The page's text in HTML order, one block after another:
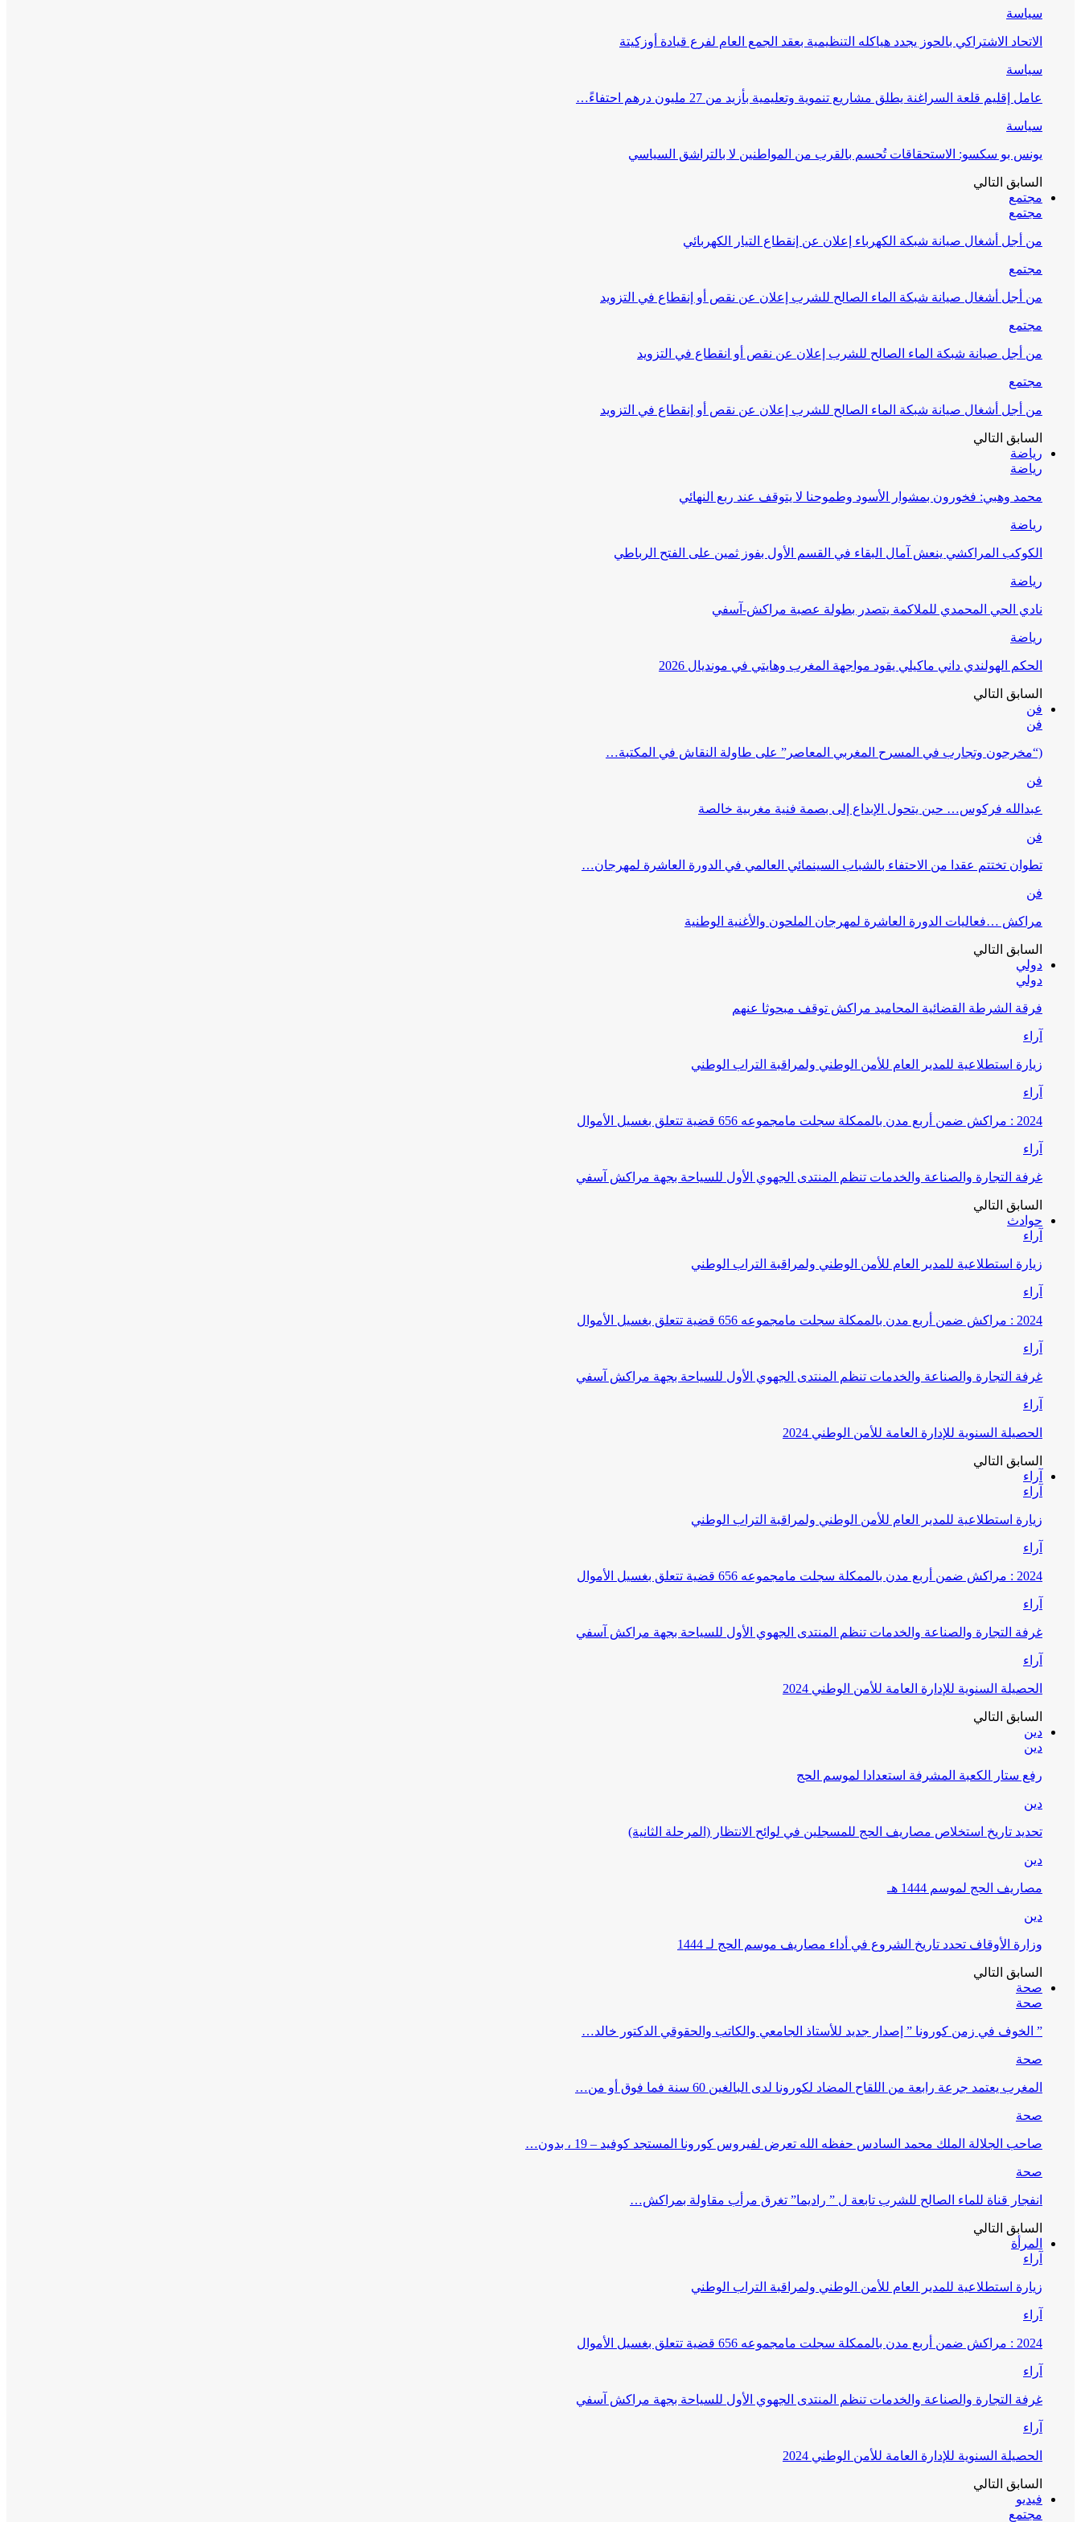
سياسة
الاتحاد الاشتراكي بالحوز يجدد هياكله التنظيمية بعقد الجمع العام لفرع قيادة أوزكيتة
سياسة
عامل إقليم قلعة السراغنة يطلق مشاريع تنموية وتعليمية بأزيد من 27 مليون درهم احتفاءً…
سياسة
يونس بو سكسو: الاستحقاقات تُحسم بالقرب من المواطنين لا بالتراشق السياسي
السابق التالي
مجتمع
مجتمع
من أجل أشغال صيانة شبكة الكهرباء إعلان عن إنقطاع التيار الكهربائي
مجتمع
من أجل أشغال صيانة شبكة الماء الصالح للشرب إعلان عن نقص أو إنقطاع في التزويد
مجتمع
من أجل صيانة شبكة الماء الصالح للشرب إعلان عن نقص أو انقطاع في التزويد
مجتمع
من أجل أشغال صيانة شبكة الماء الصالح للشرب إعلان عن نقص أو إنقطاع في التزويد
السابق التالي
رياضة
رياضة
محمد وهبي: فخورون بمشوار الأسود وطموحنا لا يتوقف عند ربع النهائي
رياضة
الكوكب المراكشي ينعش آمال البقاء في القسم الأول بفوز ثمين على الفتح الرباطي
رياضة
نادي الحي المحمدي للملاكمة يتصدر بطولة عصبة مراكش-آسفي
رياضة
الحكم الهولندي داني ماكيلي يقود مواجهة المغرب وهايتي في مونديال 2026
السابق التالي
فن
فن
(“مخرجون وتجارب في المسرح المغربي المعاصر” على طاولة النقاش في المكتبة…
فن
عبدالله فركوس… حين يتحول الإبداع إلى بصمة فنية مغربية خالصة
فن
تطوان تختتم عقدا من الاحتفاء بالشباب السينمائي العالمي في الدورة العاشرة لمهرجان…
فن
مراكش …فعاليات الدورة العاشرة لمهرجان الملحون والأغنية الوطنية
السابق التالي
دولي
دولي
فرقة الشرطة القضائية المحاميد مراكش توقف مبحوثا عنهم
آراء
زيارة استطلاعية للمدير العام للأمن الوطني ولمراقبة التراب الوطني
آراء
2024 : مراكش ضمن أربع مدن بالممكلة سجلت مامجموعه 656 قضية تتعلق بغسيل الأموال
آراء
غرفة التجارة والصناعة والخدمات تنظم المنتدى الجهوي الأول للسياحة بجهة مراكش آسفي
السابق التالي
حوادث
آراء
زيارة استطلاعية للمدير العام للأمن الوطني ولمراقبة التراب الوطني
آراء
2024 : مراكش ضمن أربع مدن بالممكلة سجلت مامجموعه 656 قضية تتعلق بغسيل الأموال
آراء
غرفة التجارة والصناعة والخدمات تنظم المنتدى الجهوي الأول للسياحة بجهة مراكش آسفي
آراء
الحصيلة السنوية للإدارة العامة للأمن الوطني 2024
السابق التالي
آراء
آراء
زيارة استطلاعية للمدير العام للأمن الوطني ولمراقبة التراب الوطني
آراء
2024 : مراكش ضمن أربع مدن بالممكلة سجلت مامجموعه 656 قضية تتعلق بغسيل الأموال
آراء
غرفة التجارة والصناعة والخدمات تنظم المنتدى الجهوي الأول للسياحة بجهة مراكش آسفي
آراء
الحصيلة السنوية للإدارة العامة للأمن الوطني 2024
السابق التالي
دين
دين
رفع ستار الكعبة المشرفة استعدادا لموسم الحج
دين
تحديد تاريخ استخلاص مصاريف الحج للمسجلين في لوائح الانتظار (المرحلة الثانية)
دين
مصاريف الحج لموسم 1444 هـ
دين
وزارة الأوقاف تحدد تاريخ الشروع في أداء مصاريف موسم الحج لـ 1444
السابق التالي
صحة
صحة
” الخوف في زمن كورونا ” إصدار جديد للأستاذ الجامعي والكاتب والحقوقي الدكتور خالد…
صحة
المغرب يعتمد جرعة رابعة من اللقاح المضاد لكورونا لدى البالغين 60 سنة فما فوق أو من…
صحة
صاحب الجلالة الملك محمد السادس حفظه الله تعرض لفيروس كورونا المستجد كوفيد – 19 ، بدون…
صحة
انفجار قناة للماء الصالح للشرب تابعة ل ” راديما” تغرق مرأب مقاولة بمراكش…
السابق التالي
المرأة
آراء
زيارة استطلاعية للمدير العام للأمن الوطني ولمراقبة التراب الوطني
آراء
2024 : مراكش ضمن أربع مدن بالممكلة سجلت مامجموعه 656 قضية تتعلق بغسيل الأموال
آراء
غرفة التجارة والصناعة والخدمات تنظم المنتدى الجهوي الأول للسياحة بجهة مراكش آسفي
آراء
الحصيلة السنوية للإدارة العامة للأمن الوطني 2024
السابق التالي
فيديو
مجتمع